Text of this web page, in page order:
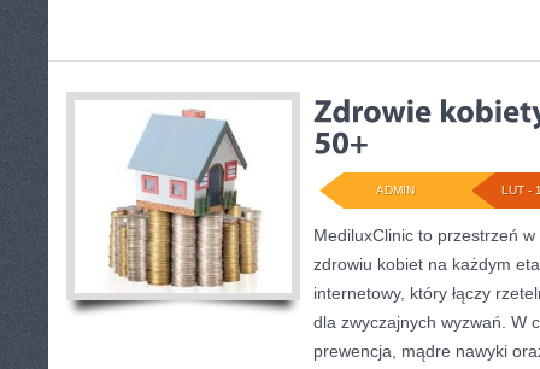
LUT -
ADMIN
MediluxClinic to przestrzeń
zdrowiu kobiet na każdym
internetowy, który łączy
dla zwyczajnych wyzwań. W
prewencja, mądre nawyki